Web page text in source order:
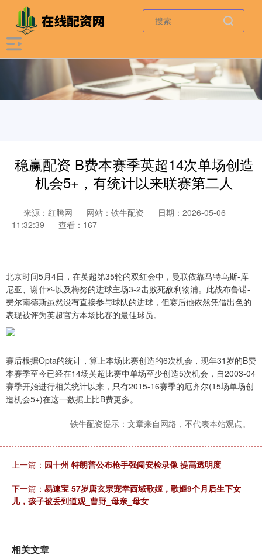
稳赢配资 B费本赛季英超14次单场创造
机会5+，有统计以来联赛第二人
来源：红腾网 网站：铁牛配资
日期：2026-05-06
11:32:39
查看：167
北京时间5月4日，在英超第35轮的双红会中，曼联依靠马特乌斯-库
尼亚、谢什科以及梅努的进球主场3-2击败死敌利物浦。此战布鲁诺-
费尔南德斯虽然没有直接参与球队的进球，但赛后他依然凭借出色的
表现被评为英超官方本场比赛的最佳球员。
赛后根据Opta的统计，算上本场比赛创造的6次机会，现年31岁的B费
本赛季至今已经在14场英超比赛中单场至少创造5次机会，自2003-04
赛季开始进行相关统计以来，只有2015-16赛季的厄齐尔(15场单场创
造机会5+)在这一数据上比B费更多。
铁牛配资提示：文章来自网络，不代表本站观点。
上一篇： 园十州 特朗普公布枪手强闯安检录像 提高透明度
下一篇： 易速宝 57岁唐玄宗宠幸西域歌姬，歌姬9个月后生下女
儿，孩子被丢到道观_曹野_母亲_母女
相关文章